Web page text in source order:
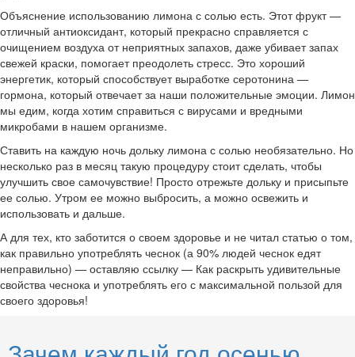
Объяснение использованию лимона с солью есть. Этот фрукт —
отличный антиоксидант, который прекрасно справляется с
очищением воздуха от неприятных запахов, даже убивает запах
свежей краски, помогает преодолеть стресс. Это хороший
энергетик, который способствует выработке серотонина —
гормона, который отвечает за наши положительные эмоции. Лимон
мы едим, когда хотим справиться с вирусами и вредными
микробами в нашем организме.
Ставить на каждую ночь дольку лимона с солью необязательно. Но
несколько раз в месяц такую процедуру стоит сделать, чтобы
улучшить свое самочувствие! Просто отрежьте дольку и присыпьте
ее солью. Утром ее можно выбросить, а можно освежить и
использовать и дальше.
А для тех, кто заботится о своем здоровье и не читал статью о том,
как правильно употреблять чеснок (а 90% людей чеснок едят
неправильно) — оставляю ссылку — Как раскрыть удивительные
свойства чеснока и употреблять его с максимальной пользой для
своего здоровья!